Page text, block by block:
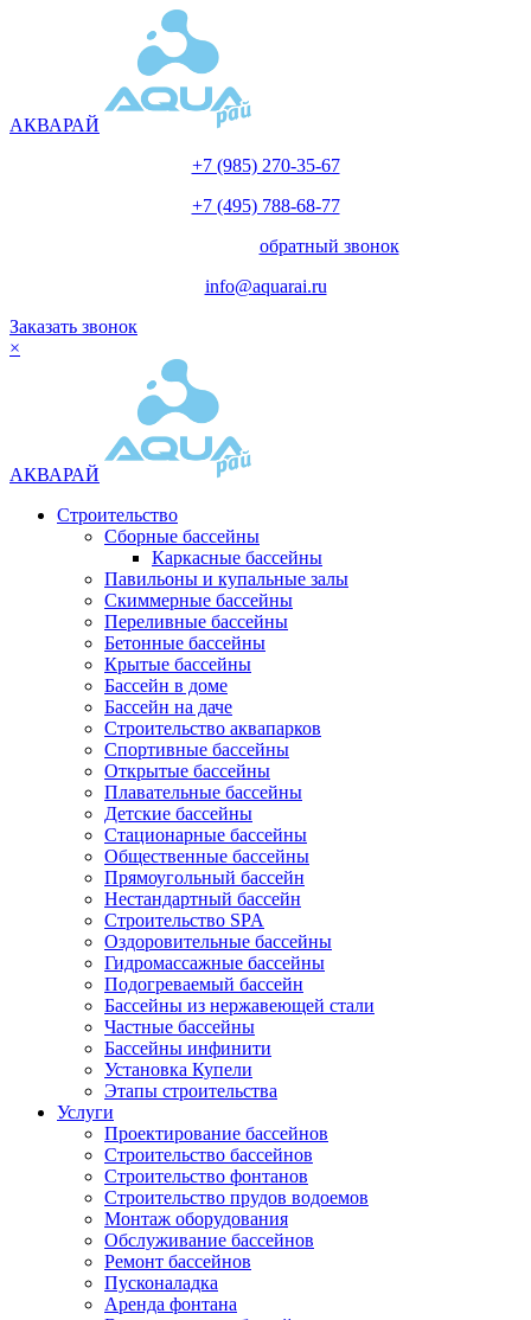
АКВАРАЙ
+7 (985) 270-35-67
+7 (495) 788-68-77
обратный звонок
info@aquarai.ru
Заказать звонок
×
АКВАРАЙ
Строительство
Сборные бассейны
Каркасные бассейны
Павильоны и купальные залы
Скиммерные бассейны
Переливные бассейны
Бетонные бассейны
Крытые бассейны
Бассейн в доме
Бассейн на даче
Строительство аквапарков
Спортивные бассейны
Открытые бассейны
Плавательные бассейны
Детские бассейны
Стационарные бассейны
Общественные бассейны
Прямоугольный бассейн
Нестандартный бассейн
Строительство SPA
Оздоровительные бассейны
Гидромассажные бассейны
Подогреваемый бассейн
Бассейны из нержавеющей стали
Частные бассейны
Бассейны инфинити
Установка Купели
Этапы строительства
Услуги
Проектирование бассейнов
Строительство бассейнов
Строительство фонтанов
Строительство прудов водоемов
Монтаж оборудования
Обслуживание бассейнов
Ремонт бассейнов
Пусконаладка
Аренда фонтана